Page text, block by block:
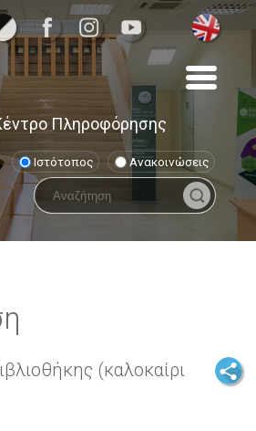
Πληροφόρησης
Ιστότοπος Ανακοινώσεις
(καλοκαίρι
Capucine: https://